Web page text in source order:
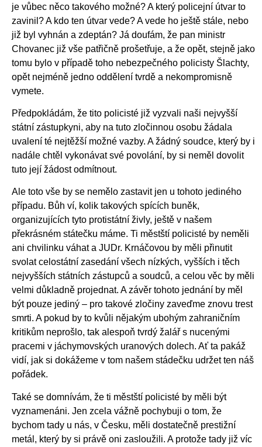
je vůbec něco takového možné? A který policejní útvar to
zavinil? A kdo ten útvar vede? A vede ho ještě stále, nebo
již byl vyhnán a zdeptán? Já doufám, že pan ministr
Chovanec již vše patřičně prošetřuje, a že opět, stejně jako
tomu bylo v případě toho nebezpečného policisty Šlachty,
opět nejméně jedno oddělení tvrdě a nekompromisně
vymete.
Předpokládám, že tito policisté již vyzvali naši nejvyšší
státní zástupkyni, aby na tuto zločinnou osobu žádala
uvalení té nejtěžší možné vazby. A žádný soudce, který by i
nadále chtěl vykonávat své povolání, by si neměl dovolit
tuto její žádost odmítnout.
Ale toto vše by se nemělo zastavit jen u tohoto jediného
případu. Bůh ví, kolik takových spících buněk,
organizujících tyto protistátní živly, ještě v našem
překrásném státečku máme. Ti městští policisté by neměli
ani chvilinku váhat a JUDr. Krnáčovou by měli přinutit
svolat celostátní zasedání všech nízkých, vyšších i těch
nejvyšších státních zástupců a soudců, a celou věc by měli
velmi důkladně projednat. A závěr tohoto jednání by měl
být pouze jediný – pro takové zločiny zaveďme znovu trest
smrti. A pokud by to kvůli nějakým ubohým zahraničním
kritikům neprošlo, tak alespoň tvrdý žalář s nucenými
pracemi v jáchymovských uranových dolech. Ať ta pakáž
vidí, jak si dokážeme v tom našem stádečku udržet ten náš
pořádek.
Také se domnívám, že ti městští policisté by měli být
vyznamenáni. Jen zcela vážně pochybuji o tom, že
bychom tady u nás, v Česku, měli dostatečně prestižní
metál, který by si právě oni zasloužili. A protože tady již víc